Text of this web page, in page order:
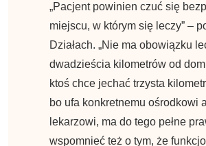
„Pacjent powinien czuć się
miejscu, w którym się leczy” –
Działach. „Nie ma obowiązku
dwadzieścia kilometrów od
ktoś chce jechać trzysta
bo ufa konkretnemu ośrodkowi
lekarzowi, ma do tego pełne
wspomnieć też o tym, że